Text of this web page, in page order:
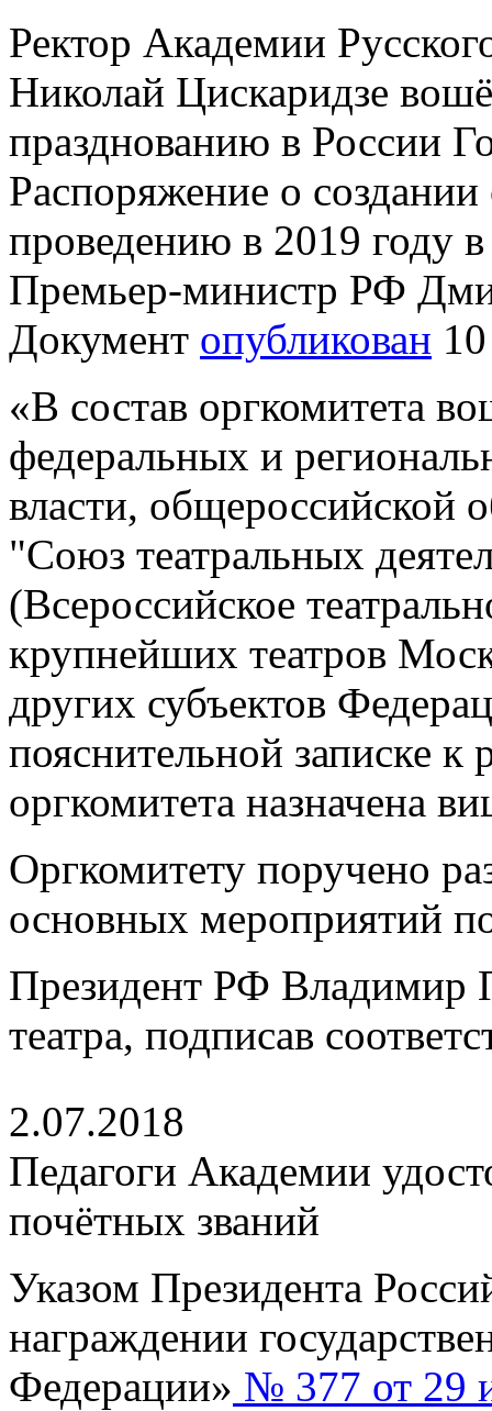
Ректор Академии
Николай Цискаридзе
празднованию в России
Распоряжение о
проведению в 2019 году
Премьер-министр РФ
Документ опубликован
«В состав оргкомитета
федеральных и
власти, общероссийской
"Союз театральных
(Всероссийское
крупнейших театров
других субъектов
пояснительной записке
оргкомитета назначена
Оргкомитету поручено
основных мероприятий
Президент РФ Владимир
театра, подписав
2.07.2018
Педагоги Академии
почётных званий
Указом Президента
награждении
Федерации» № 377 от 29